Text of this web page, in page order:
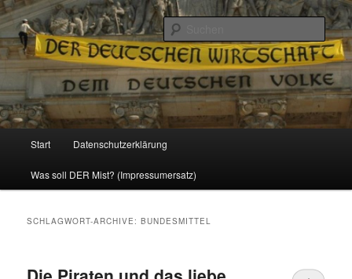
Reizzentrum
Politik, Wirtschaft, Soziales und Gesellschaft
Zum
Inhalt
Zum
sekundären
Start Datenschutzerklärung
Was soll DER Mist? (Impressumersatz)
SCHLAGWORT-ARCHIVE:BUNDESMITTEL